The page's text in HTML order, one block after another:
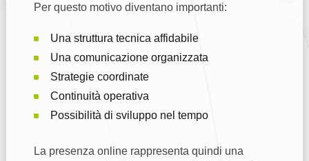
Per questo motivo diventano importanti:
Una struttura tecnica affidabile
Una comunicazione organizzata
Strategie coordinate
Continuità operativa
Possibilità di sviluppo nel tempo
La presenza online rappresenta quindi una